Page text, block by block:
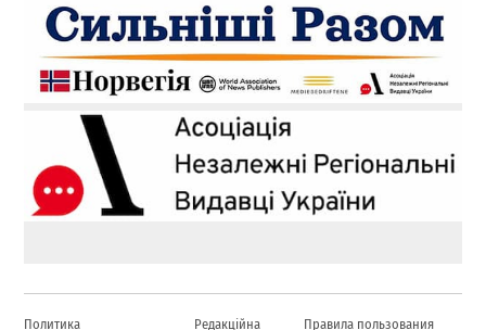
Политика Редакційна Правила пользования